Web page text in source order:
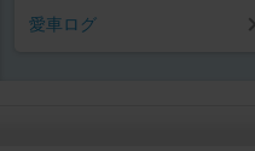
愛車ログ